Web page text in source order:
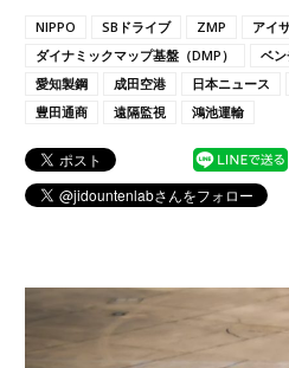
NIPPO SBドライブ ZMP アイ
ダイナミックマップ基盤（DMP）
ベ
愛知製鋼
成田空港 日本ニュース
豊田通商
遠隔監視 鴻池運輸